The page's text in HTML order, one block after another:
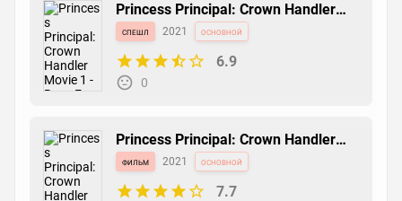
Princess Principal: Crown Handler
Movie 1 - Busy Easy Money
спешл 2021 основной
6.9
0
Princess Principal: Crown Handler
Movie 2
фильм 2021 основной
7.7